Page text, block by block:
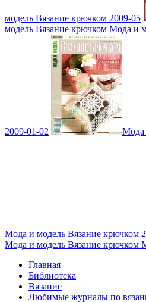
модель Вязание крючком 2009-05
модель Вязание крючком Мода и
2009-01-02 Мода
Мода и модель Вязание крючком
Мода и модель Вязание крючком
Главная
Библиотека
Вязание
Любимые журналы по